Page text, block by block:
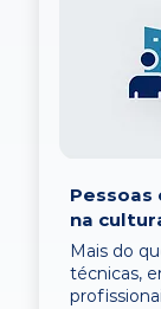
Pessoas
na
Mais do
técnicas,